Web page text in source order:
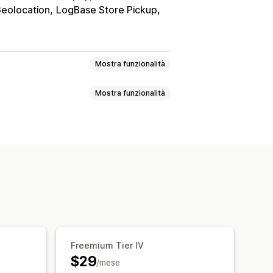
LogBase Store Pickup
Mostra funzionalità
Raccomandazioni tramite IA
Mostra funzionalità
Freemium Tier IV
$29/mese